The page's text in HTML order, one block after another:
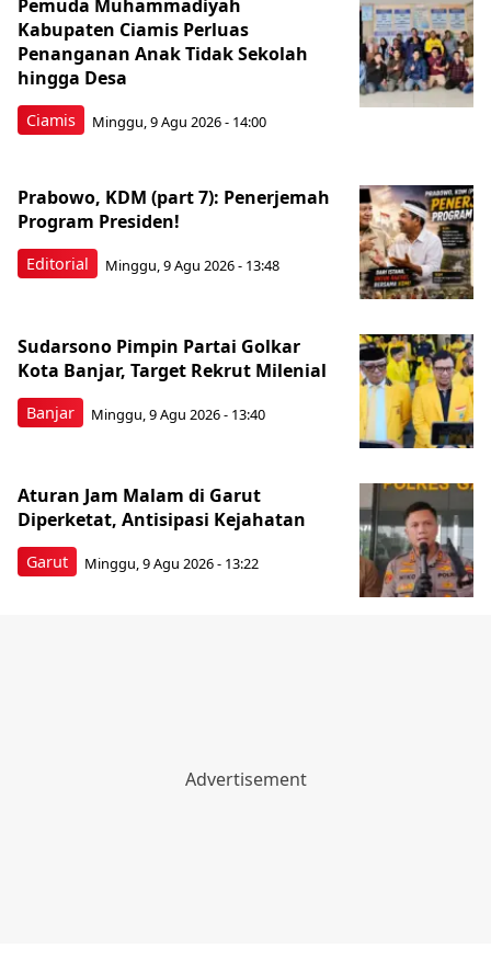
Ciamis
Pemuda Muhammadiyah
Kabupaten Ciamis Perluas
Penanganan Anak Tidak Sekolah
hingga Desa
Minggu, 9 Agu 2026 - 14:00
Editorial
Prabowo, KDM (part 7): Penerjemah
Program Presiden!
Minggu, 9 Agu 2026 - 13:48
Banjar
Sudarsono Pimpin Partai Golkar
Kota Banjar, Target Rekrut Milenial
Minggu, 9 Agu 2026 - 13:40
Garut
Aturan Jam Malam di Garut
Diperketat, Antisipasi Kejahatan
Minggu, 9 Agu 2026 - 13:22